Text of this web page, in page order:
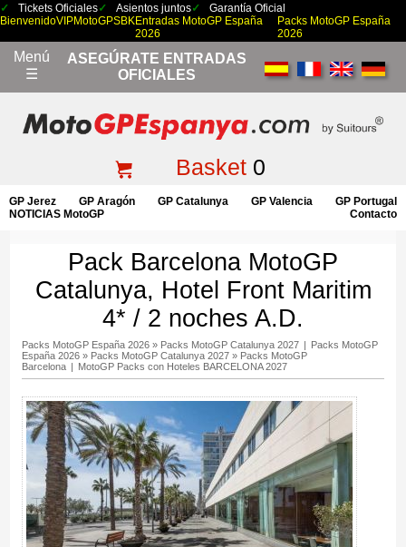
Tickets Oficiales Asientos juntos
Garantía Oficial
BienvenidoVIPMotoGPSBKEntradas MotoGP España
2026
Packs MotoGP España
2026
Menú
☰
ASEGÚRATE ENTRADAS
OFICIALES
Basket0
GP Jerez GP Aragón GP Catalunya GP Valencia
GP Portugal
NOTICIAS MotoGP
Contacto
Pack Barcelona MotoGP
Catalunya, Hotel Front Maritim
4* / 2 noches A.D.
Packs MotoGP España 2026» Packs MotoGP Catalunya 2027 | Packs MotoGP
España 2026» Packs MotoGP Catalunya 2027» Packs MotoGP
Barcelona | MotoGP Packs con Hoteles BARCELONA 2027